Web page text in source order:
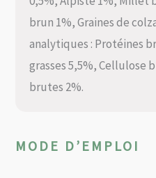
brun 1%, Graines de
analytiques : Protéines
grasses 5,5%, Cellulose
brutes 2%.
MODE D’EMPLOI